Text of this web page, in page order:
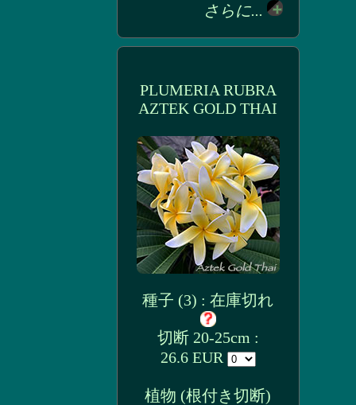
さらに...
PLUMERIA RUBRA
AZTEK GOLD THAI
種子 (3) : 在庫切れ
切断 20-25cm :
26.6 EUR
植物 (根付き切断)